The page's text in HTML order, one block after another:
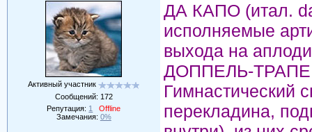
Активный участник
Сообщений: 172
Репутация: 1
Offline
Замечания: 0%
ДА КАПО (итал.
исполняемые
выхода на
ДОППЕЛЬ-ТРАПЕ
Гимнастический
перекладина,